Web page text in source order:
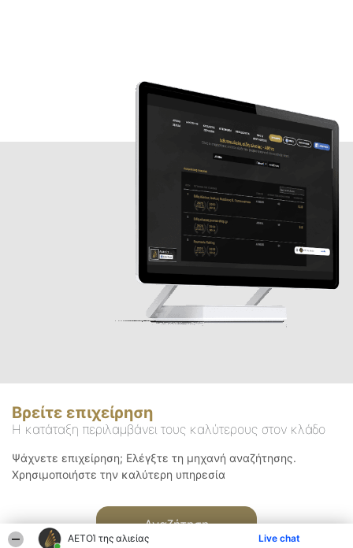
ΑΕΤΟΊ της αλιείας Live chat
Βρείτε επιχείρηση
Η κατάταξη περιλαμβάνει τους καλύτερους στον κλάδο
Ψάχνετε επιχείρηση; Ελέγξτε τη μηχανή αναζήτησης.
Χρησιμοποιήστε την καλύτερη υπηρεσία
Αναζήτηση